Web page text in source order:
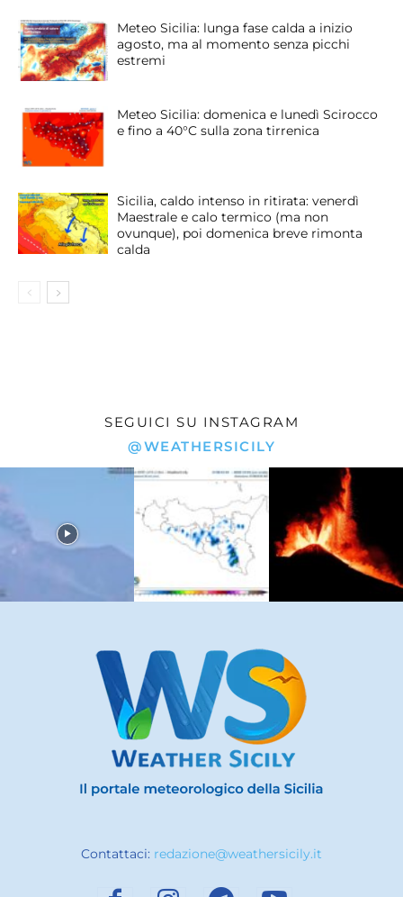
Meteo Sicilia: lunga fase calda a inizio
agosto, ma al momento senza picchi
estremi
Meteo Sicilia: domenica e lunedì Scirocco
e fino a 40°C sulla zona tirrenica
Sicilia, caldo intenso in ritirata: venerdì
Maestrale e calo termico (ma non
ovunque), poi domenica breve rimonta
calda
SEGUICI SU INSTAGRAM
@WEATHERSICILY
Contattaci: redazione@weathersicily.it